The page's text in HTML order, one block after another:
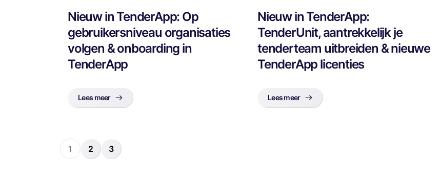
Nieuw in TenderApp: Op
gebruikersniveau organisaties
volgen & onboarding in
TenderApp
Lees meer
Nieuw in TenderApp:
TenderUnit, aantrekkelijk je
tenderteam uitbreiden & nieuwe
TenderApp licenties
Lees meer
1 2 3